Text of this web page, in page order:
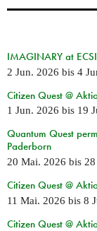
IMAGINARY at
2 Jun. 2026 bis 4
Citizen Quest @
1 Jun. 2026 bis 19
Quantum Quest
Paderborn
20 Mai. 2026 bis
Citizen Quest @
11 Mai. 2026 bis 8
Citizen Quest @